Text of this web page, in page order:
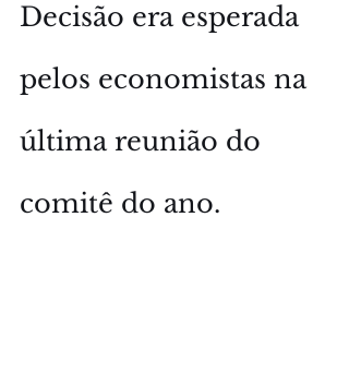
Decisão era esperada
pelos economistas na
última reunião do
comitê do ano.